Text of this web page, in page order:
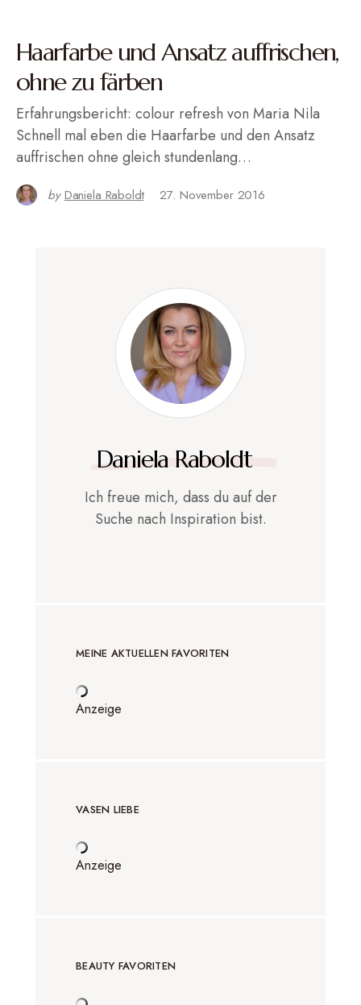
Haarfarbe und Ansatz auffrischen,
ohne zu färben
Erfahrungsbericht: colour refresh von Maria Nila
Schnell mal eben die Haarfarbe und den Ansatz
auffrischen ohne gleich stundenlang…
by Daniela Raboldt 27. November 2016
Daniela Raboldt
Ich freue mich, dass du auf der
Suche nach Inspiration bist.
MEINE AKTUELLEN FAVORITEN
Anzeige
VASEN LIEBE
Anzeige
BEAUTY FAVORITEN